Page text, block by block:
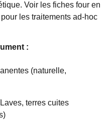
Voir les fiches four en
les traitements ad-hoc
:
(naturelle,
terres cuites